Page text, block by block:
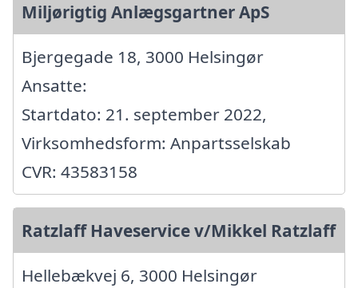
Miljørigtig Anlægsgartner ApS
Bjergegade 18, 3000 Helsingør
Ansatte:
Startdato: 21. september 2022,
Virksomhedsform: Anpartsselskab
CVR: 43583158
Ratzlaff Haveservice v/Mikkel Ratzlaff
Hellebækvej 6, 3000 Helsingør